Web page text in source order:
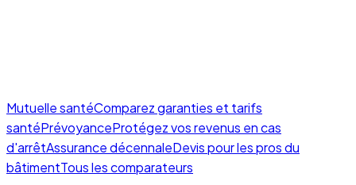
Mutuelle santéComparez garanties et tarifs
santéPrévoyanceProtégez vos revenus en cas
d'arrêtAssurance décennaleDevis pour les pros du
bâtimentTous les comparateurs